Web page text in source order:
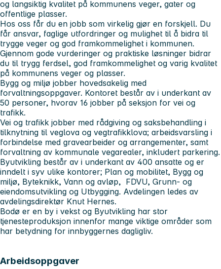
og langsiktig kvalitet på kommunens veger, gater og
offentlige plasser.
Hos oss får du en jobb som virkelig gjør en forskjell. Du
får ansvar, faglige utfordringer og mulighet til å bidra til
trygge veger og god framkommelighet i kommunen.
Gjennom gode vurderinger og praktiske løsninger bidrar
du til trygg ferdsel, god framkommelighet og varig kvalitet
på kommunens veger og plasser.
Bygg og miljø jobber hovedsakelig med
forvaltningsoppgaver. Kontoret består av i underkant av
50 personer, hvorav 16 jobber på seksjon for vei og
trafikk.
Vei og trafikk jobber med rådgiving og saksbehandling i
tilknytning til veglova og vegtrafikklova; arbeidsvarsling i
forbindelse med gravearbeider og arrangementer, samt
forvaltning av kommunale vegarealer, inkludert parkering.
Byutvikling består av i underkant av 400 ansatte og er
inndelt i syv ulike kontorer; Plan og mobilitet, Bygg og
miljø, Byteknikk, Vann og avløp, FDVU, Grunn- og
eiendomsutvikling og Utbygging. Avdelingen ledes av
avdelingsdirektør Knut Hernes.
Bodø er en by i vekst og Byutvikling har stor
tjenesteproduksjon innenfor mange viktige områder som
har betydning for innbyggernes dagligliv.
Arbeidsoppgaver